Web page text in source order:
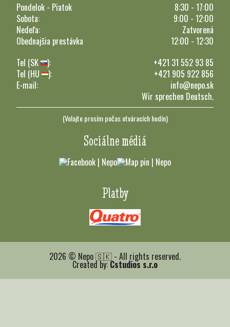
Pondelok - Piatok
8:30 - 17:00
Sobota:
9:00 - 12:00
Nedeľa:
Zatvorená
Obednajšia prestávka
12:00 - 12:30
Tel (SK
):
+421 31 552 93 85
Tel (HU
):
+421 905 922 856
E-mail:
info@nepo.sk
Wir sprechen Deutsch.
(Volajte prosím počas otváracích hodín)
Sociálne médiá
Platby
2026 © Nepo 🇸🇰 - All rights reserved.
Created by: Cstudios s.r.o